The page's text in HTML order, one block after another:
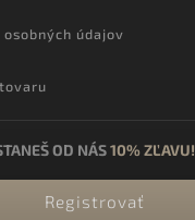
údajov
OD NÁS10% ZĽAVU!
Registrovať